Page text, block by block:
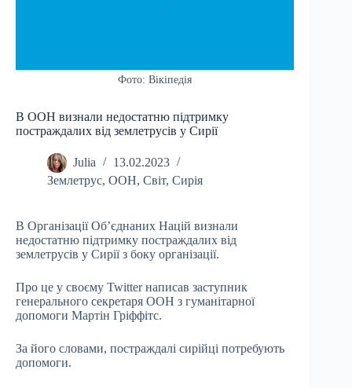
Фото: Вікіпедія
В ООН визнали недостатню підтримку
постраждалих від землетрусів у Сирії
Julia
13.02.2023
Землетрус, ООН, Світ, Сирія
В Організації Об’єднаних Націй визнали
недостатню підтримку постраждалих від
землетрусів у Сирії з боку організації.
Про це у своєму Twitter написав заступник
генерального секретаря ООН з гуманітарної
допомоги Мартін Гріффітс.
За його словами, постраждалі сирійці потребують
допомоги.